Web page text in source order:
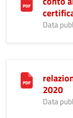
Data
2020
Data